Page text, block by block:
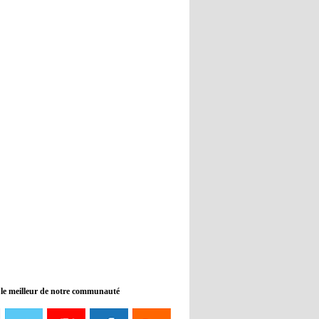
08:21 - 2022/11/08
Liverpool mis en vente par son
meilleur de notre communauté